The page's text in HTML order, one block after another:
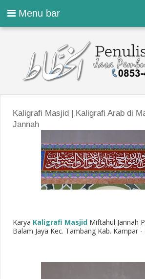
Menu bar
Kaligrafi Masjid | Kaligrafi Arab di
Jannah
Karya Kaligrafi Masjid Miftahul Jannah
Balam Jaya Kec. Tambang Kab. Kampar -